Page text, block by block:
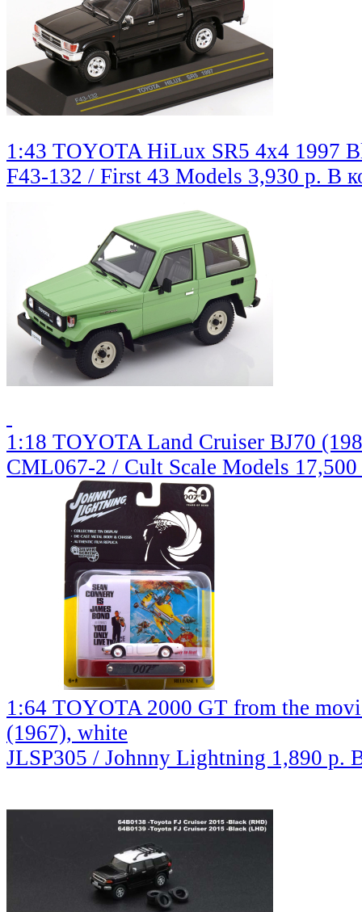
1:43 TOYOTA HiLux SR5 4x4 1997
F43-132 / First 43 Models 3,930 р. В
1:18 TOYOTA Land Cruiser BJ70
CML067-2 / Cult Scale Models
1:64 TOYOTA 2000 GT from the
(1967), white
JLSP305 / Johnny Lightning 1,890 р.